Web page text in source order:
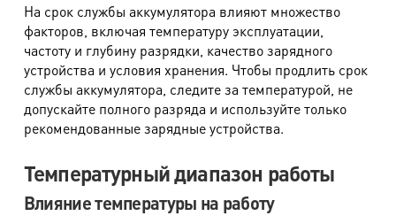
На срок службы аккумулятора влияют множество
факторов, включая температуру эксплуатации,
частоту и глубину разрядки, качество зарядного
устройства и условия хранения. Чтобы продлить срок
службы аккумулятора, следите за температурой, не
допускайте полного разряда и используйте только
рекомендованные зарядные устройства.
Температурный диапазон работы
Влияние температуры на работу